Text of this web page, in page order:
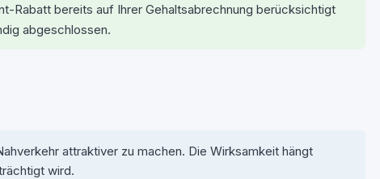
Rabatt bereits auf Ihrer Gehaltsabrechnung berücksichtigt
abgeschlossen.
attraktiver zu machen. Die Wirksamkeit hängt
wird.